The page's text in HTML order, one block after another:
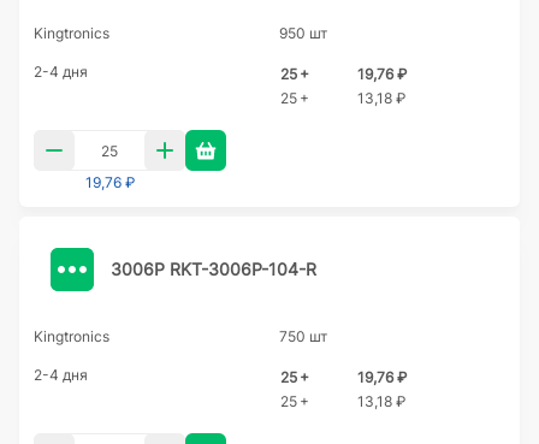
Kingtronics 950 шт
2-4 дня 25 +
19,76 ₽
25 +
13,18 ₽
19,76 ₽
3006P RKT-3006P-104-R
Kingtronics 750 шт
2-4 дня 25 +
19,76 ₽
25 +
13,18 ₽